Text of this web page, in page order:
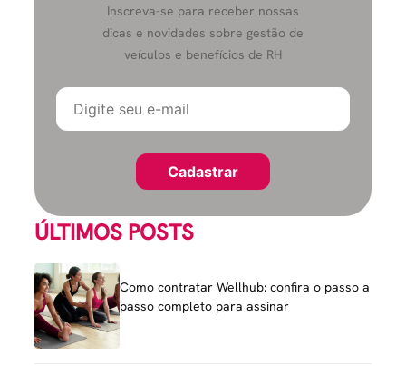
Inscreva-se para receber nossas
dicas e novidades sobre gestão de
veículos e benefícios de RH
ÚLTIMOS POSTS
Como contratar Wellhub: confira o passo a
passo completo para assinar